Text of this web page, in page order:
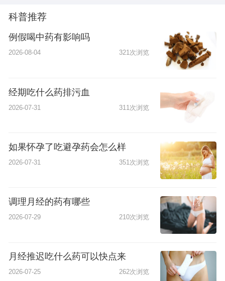
科普推荐
例假喝中药有影响吗
2026-08-04 321次浏览
经期吃什么药排污血
2026-07-31 311次浏览
如果怀孕了吃避孕药会怎么样
2026-07-31 351次浏览
调理月经的药有哪些
2026-07-29 210次浏览
月经推迟吃什么药可以快点来
2026-07-25 262次浏览